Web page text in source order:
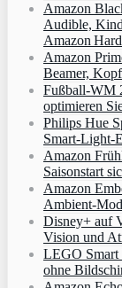
Amazon
Audible,
Amazon
Amazon
Beamer,
Fußball-WM
optimieren
Philips Hue
Amazon
Saisonstart
Amazon
Disney+ auf
Vision und
LEGO Smart
ohne